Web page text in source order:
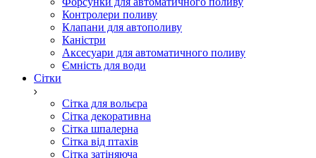
Контролери поливу
Клапани для автополиву
Каністри
Аксесуари для автоматичного поливу
Ємність для води
Сітки
Сітка для вольєра
Сітка декоративна
Сітка шпалерна
Сітка від птахів
Сітка затіняюча